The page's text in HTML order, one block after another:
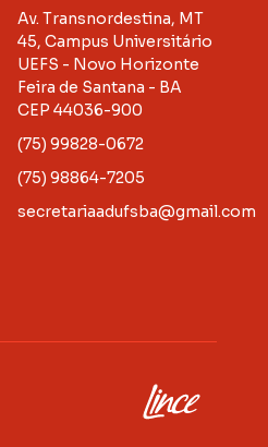
Av. Transnordestina, MT
45, Campus Universitário
UEFS - Novo Horizonte
Feira de Santana - BA
CEP 44036-900
(75) 99828-0672
(75) 98864-7205
secretariaadufsba@gmail.com